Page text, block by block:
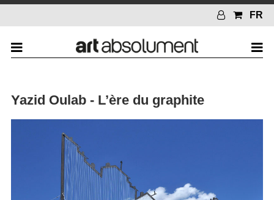
FR
Yazid Oulab - L’ère du graphite